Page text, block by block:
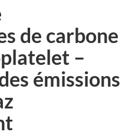
de carbone
–
émissions